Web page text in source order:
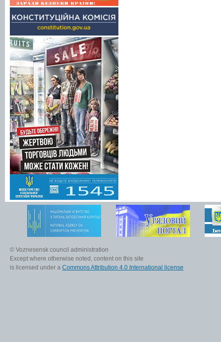
© Voznesensk council administration
Except where otherwise noted, content on this site
is licensed under a Commons Attribution 4.0 International license